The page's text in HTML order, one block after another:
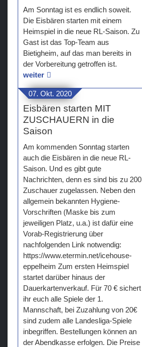
Am Sonntag ist es endlich soweit.
Die Eisbären starten mit einem
Heimspiel in die neue RL-Saison. Zu
Gast ist das Top-Team aus
Bietigheim, auf das man bereits in
der Vorbereitung getroffen ist.
weiter
07. Okt. 2020
Eisbären starten MIT
ZUSCHAUERN in die
Saison
Am kommenden Sonntag starten
auch die Eisbären in die neue RL-
Saison. Und es gibt gute
Nachrichten, denn es sind bis zu 200
Zuschauer zugelassen. Neben den
allgemein bekannten Hygiene-
Vorschriften (Maske bis zum
jeweiligen Platz, u.a.) ist dafür eine
Vorab-Registrierung über
nachfolgenden Link notwendig:
https://www.etermin.net/icehouse-
eppelheim Zum ersten Heimspiel
startet darüber hinaus der
Dauerkartenverkauf. Für 70 € sichert
ihr euch alle Spiele der 1.
Mannschaft, bei Zuzahlung von 20€
sind zudem alle Landesliga-Spiele
inbegriffen. Bestellungen können an
der Abendkasse erfolgen. Die Preise